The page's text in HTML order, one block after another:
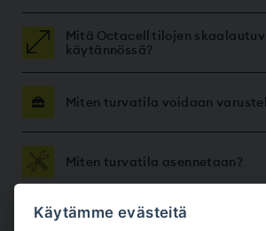
Mitä Octacell tilojen
käytännössä?
Miten turvatila voidaan
Miten turvatila asennetaan?
Mitä turvatila vaatii
Käytämme evästeitä